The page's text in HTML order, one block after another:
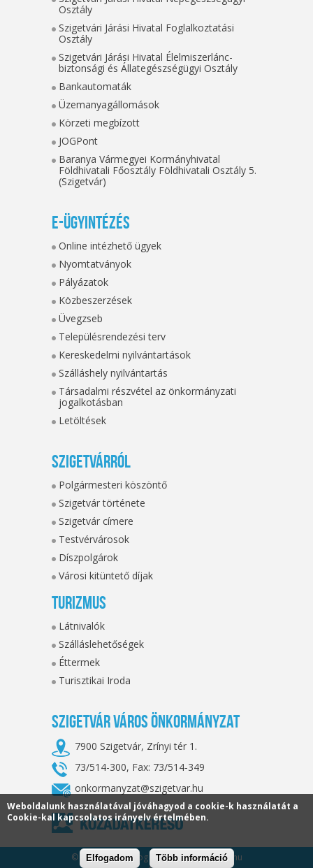
Osztály
Szigetvári Járási Hivatal Foglalkoztatási
Osztály
Szigetvári Járási Hivatal Élelmiszerlánc-
biztonsági és Állategészségügyi Osztály
Bankautomaták
Üzemanyagállomások
Körzeti megbízott
JOGPont
Baranya Vármegyei Kormányhivatal
Földhivatali Főosztály Földhivatali Osztály 5.
(Szigetvár)
E-ügyintézés
Online intézhető ügyek
Nyomtatványok
Pályázatok
Közbeszerzések
Üvegzseb
Településrendezési terv
Kereskedelmi nyilvántartások
Szálláshely nyilvántartás
Társadalmi részvétel az önkormányzati
jogalkotásban
Letöltések
Szigetvárról
Polgármesteri köszöntő
Szigetvár története
Szigetvár címere
Testvérvárosok
Díszpolgárok
Városi kitüntető díjak
Turizmus
Látnivalók
Szálláslehetőségek
Éttermek
Turisztikai Iroda
Szigetvár Város Önkormányzat
7900 Szigetvár, Zrínyi tér 1.
73/514-300, Fax: 73/514-349
onkormanyzat@szigetvar.hu
© 2026. Minden jog fenntartva, szigetvar.hu
Weboldalunk használatával jóváhagyod a cookie-k használatát a
Cookie-kal kapcsolatos irányelv értelmében.
Elfogadom Több információ